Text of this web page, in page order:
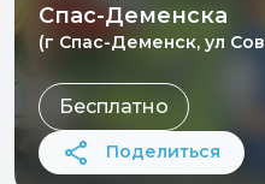
Спас-Деменска
(г Спас-Деменск, ул
Бесплатно
Поделиться